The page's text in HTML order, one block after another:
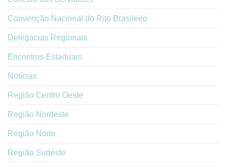
Convenção Nacional do Rito Brasileiro
Delegacias Regionais
Encontros Estaduais
Notícias
Região Centro Oeste
Região Nordeste
Região Norte
Região Sudeste